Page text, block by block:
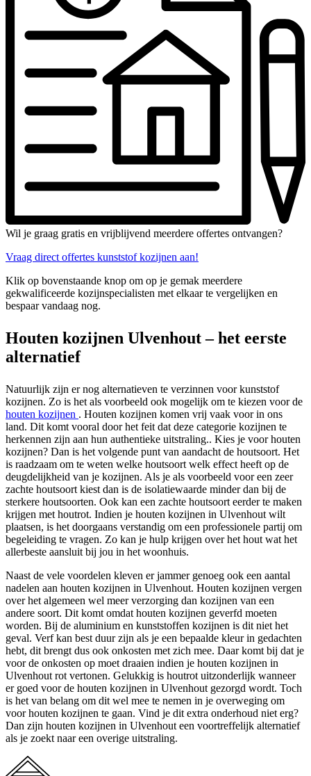
Wil je graag gratis en vrijblijvend meerdere offertes ontvangen?
Vraag direct offertes kunststof kozijnen aan!
Klik op bovenstaande knop om op je gemak meerdere
gekwalificeerde kozijnspecialisten met elkaar te vergelijken en
bespaar vandaag nog.
Houten kozijnen Ulvenhout – het eerste
alternatief
Natuurlijk zijn er nog alternatieven te verzinnen voor kunststof
kozijnen. Zo is het als voorbeeld ook mogelijk om te kiezen voor de
houten kozijnen . Houten kozijnen komen vrij vaak voor in ons
land. Dit komt vooral door het feit dat deze categorie kozijnen te
herkennen zijn aan hun authentieke uitstraling.. Kies je voor houten
kozijnen? Dan is het volgende punt van aandacht de houtsoort. Het
is raadzaam om te weten welke houtsoort welk effect heeft op de
deugdelijkheid van je kozijnen. Als je als voorbeeld voor een zeer
zachte houtsoort kiest dan is de isolatiewaarde minder dan bij de
sterkere houtsoorten. Ook kan een zachte houtsoort eerder te maken
krijgen met houtrot. Indien je houten kozijnen in Ulvenhout wilt
plaatsen, is het doorgaans verstandig om een professionele partij om
begeleiding te vragen. Zo kan je hulp krijgen over het hout wat het
allerbeste aansluit bij jou in het woonhuis.
Naast de vele voordelen kleven er jammer genoeg ook een aantal
nadelen aan houten kozijnen in Ulvenhout. Houten kozijnen vergen
over het algemeen wel meer verzorging dan kozijnen van een
andere soort. Dit komt omdat houten kozijnen geverfd moeten
worden. Bij de aluminium en kunststoffen kozijnen is dit niet het
geval. Verf kan best duur zijn als je een bepaalde kleur in gedachten
hebt, dit brengt dus ook onkosten met zich mee. Daar komt bij dat je
voor de onkosten op moet draaien indien je houten kozijnen in
Ulvenhout rot vertonen. Gelukkig is houtrot uitzonderlijk wanneer
er goed voor de houten kozijnen in Ulvenhout gezorgd wordt. Toch
is het van belang om dit wel mee te nemen in je overweging om
voor houten kozijnen te gaan. Vind je dit extra onderhoud niet erg?
Dan zijn houten kozijnen in Ulvenhout een voortreffelijk alternatief
als je zoekt naar een overige uitstraling.